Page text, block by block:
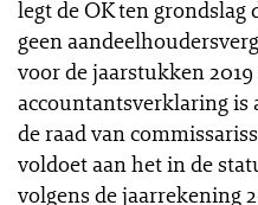
legt de OK ten grondslag
geen
voor de jaarstukken
accountantsverklaring is
de raad van
voldoet aan het in de
volgens de jaarrekening